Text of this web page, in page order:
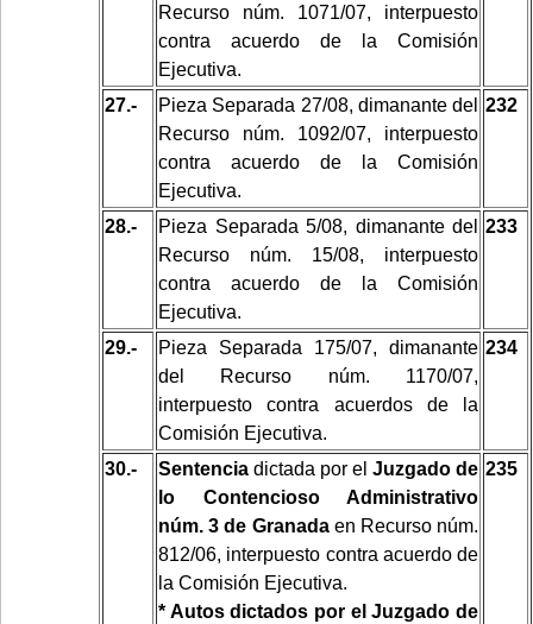
Recurso núm. 1071/07, interpuesto
contra acuerdo de la Comisión
Ejecutiva.
27.-
Pieza Separada 27/08, dimanante del
Recurso núm. 1092/07, interpuesto
contra acuerdo de la Comisión
Ejecutiva.
232
28.-
Pieza Separada 5/08, dimanante del
Recurso núm. 15/08, interpuesto
contra acuerdo de la Comisión
Ejecutiva.
233
29.-
Pieza Separada 175/07, dimanante
del Recurso núm. 1170/07,
interpuesto contra acuerdos de la
Comisión Ejecutiva.
234
30.- Sentencia dictada por el Juzgado de
lo Contencioso Administrativo
núm. 3 de Granadaen Recurso núm.
812/06, interpuesto contra acuerdo de
la Comisión Ejecutiva.
* Autos dictados por el Juzgado de
235